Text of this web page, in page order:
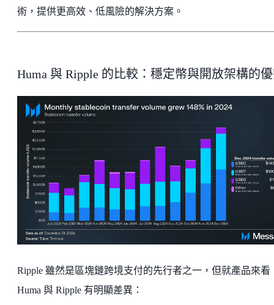
術，提供更高效、低風險的解決方案。
Huma 與 Ripple 的比較：穩定幣與開放架構的
Ripple 雖然是區塊鏈跨境支付的先行者之一，但就產品來看
Huma 與 Ripple 有明顯差異：